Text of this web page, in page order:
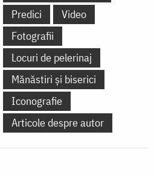
Predici
Video
Fotografii
Locuri de pelerinaj
Mănăstiri și biserici
Iconografie
Articole despre autor